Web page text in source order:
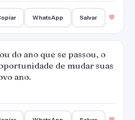
de ser feliz. Que venha